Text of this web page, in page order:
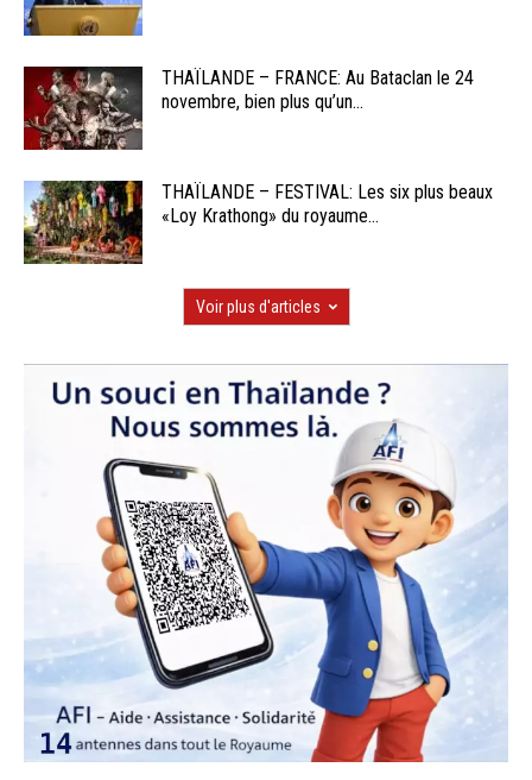
THAÏLANDE – FRANCE: Au Bataclan le 24
novembre, bien plus qu’un...
THAÏLANDE – FESTIVAL: Les six plus beaux
«Loy Krathong» du royaume...
Voir plus d'articles